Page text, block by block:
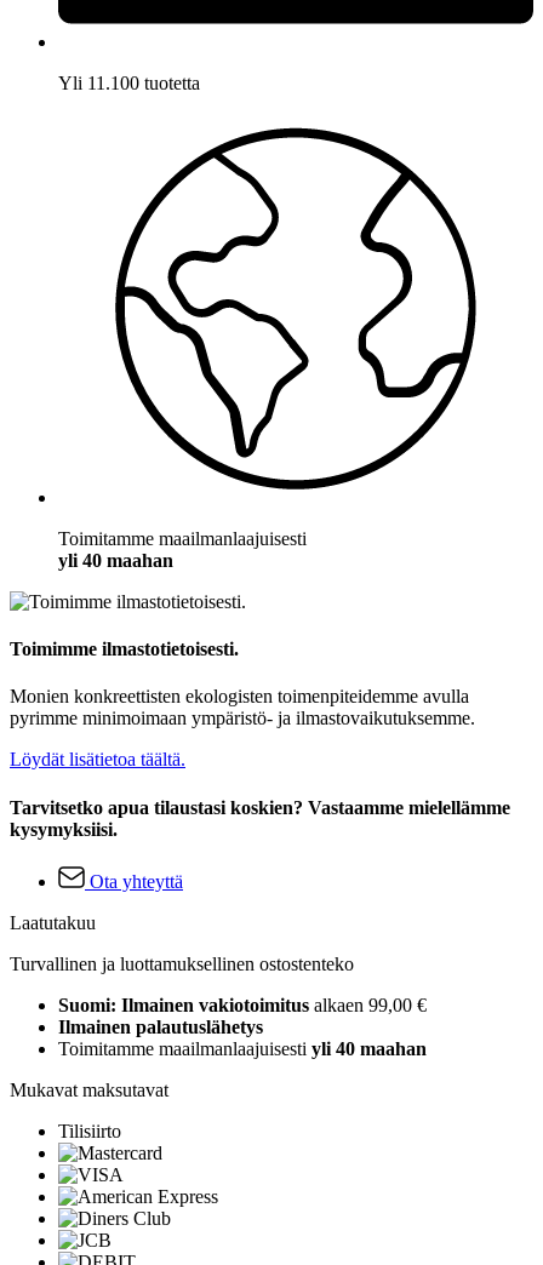
Yli 11.100 tuotetta
Toimitamme maailmanlaajuisesti
yli 40 maahan
Toimimme ilmastotietoisesti.
Monien konkreettisten ekologisten toimenpiteidemme avulla
pyrimme minimoimaan ympäristö- ja ilmastovaikutuksemme.
Löydät lisätietoa täältä.
Tarvitsetko apua tilaustasi koskien? Vastaamme mielellämme
kysymyksiisi.
Ota yhteyttä
Laatutakuu
Turvallinen ja luottamuksellinen ostostenteko
Suomi: Ilmainen vakiotoimitus alkaen 99,00 €
Ilmainen palautuslähetys
Toimitamme maailmanlaajuisesti yli 40 maahan
Mukavat maksutavat
Tilisiirto